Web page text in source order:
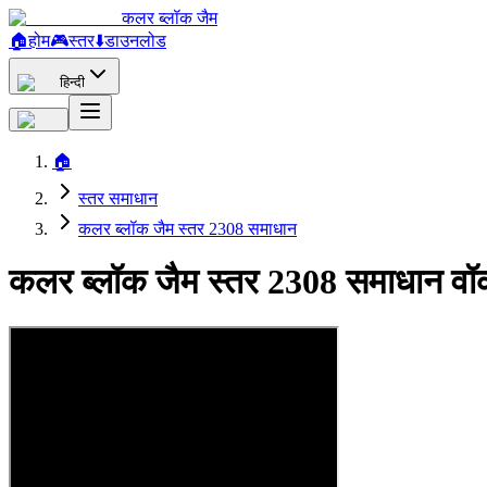
कलर ब्लॉक जैम
🏠होम🎮स्तर⬇️डाउनलोड
हिन्दी
🏠
स्तर समाधान
कलर ब्लॉक जैम स्तर 2308 समाधान
कलर ब्लॉक जैम स्तर 2308 समाधान